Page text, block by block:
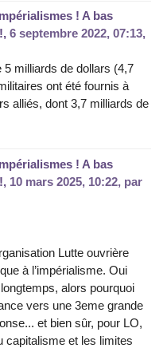
! A bas
6 septembre 2022, 07:13,
5 milliards de dollars (4,7
ont été fournis à
alliés, dont 3,7 milliards de
! A bas
10 mars 2025, 10:22, par
Lutte ouvrière
à l’impérialisme. Oui
alors pourquoi
vers une 3eme grande
et bien sûr, pour LO,
capitalisme et les limites